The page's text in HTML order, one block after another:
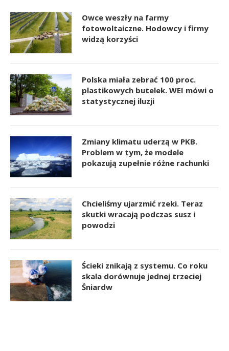
Owce weszły na farmy
fotowoltaiczne. Hodowcy i firmy
widzą korzyści
Polska miała zebrać 100 proc.
plastikowych butelek. WEI mówi o
statystycznej iluzji
Zmiany klimatu uderzą w PKB.
Problem w tym, że modele
pokazują zupełnie różne rachunki
Chcieliśmy ujarzmić rzeki. Teraz
skutki wracają podczas susz i
powodzi
Ścieki znikają z systemu. Co roku
skala dorównuje jednej trzeciej
Śniardw